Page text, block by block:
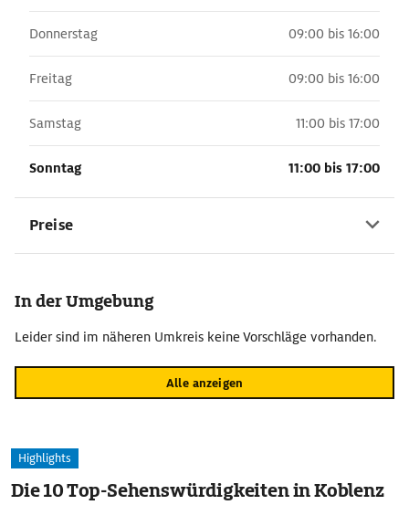
Donnerstag 09:00 bis 16:00
Freitag 09:00 bis 16:00
Samstag 11:00 bis 17:00
Sonntag 11:00 bis 17:00
Preise
In der Umgebung
Leider sind im näheren Umkreis keine Vorschläge vorhanden.
Alle anzeigen
Highlights
Die 10 Top-Sehenswürdigkeiten in Koblenz